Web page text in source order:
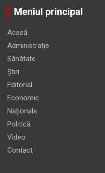
Meniul principal
Acasă
Administrație
Sănătate
Știri
Editorial
Economic
Naționale
Politică
Video
Contact